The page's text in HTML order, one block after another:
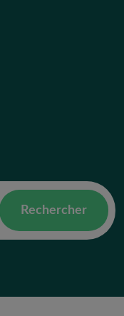
Rechercher